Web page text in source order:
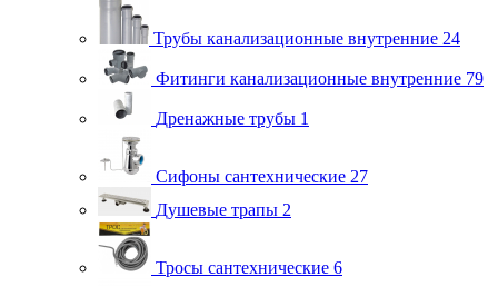
Трубы канализационные внутренние 24
Фитинги канализационные внутренние 79
Дренажные трубы 1
Сифоны сантехнические 27
Душевые трапы 2
Тросы сантехнические 6